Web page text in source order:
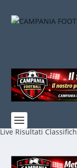
Live Risultati